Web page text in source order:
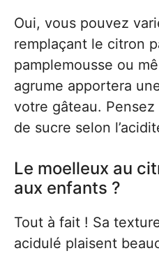
Oui, vous pouvez
remplaçant le citron
pamplemousse ou
agrume apportera
votre gâteau.
de sucre selon
Le moelleux au
aux enfants ?
Tout à fait ! Sa
acidulé plaisent